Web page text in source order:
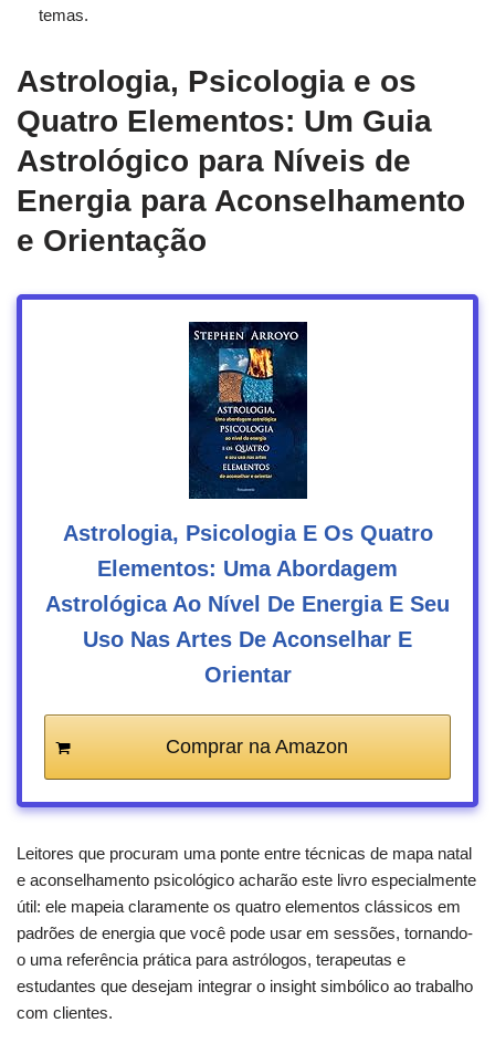
temas.
Astrologia, Psicologia e os
Quatro Elementos: Um Guia
Astrológico para Níveis de
Energia para Aconselhamento
e Orientação
Astrologia, Psicologia E Os Quatro
Elementos: Uma Abordagem
Astrológica Ao Nível De Energia E Seu
Uso Nas Artes De Aconselhar E
Orientar
Comprar na Amazon
Leitores que procuram uma ponte entre técnicas de mapa natal
e aconselhamento psicológico acharão este livro especialmente
útil: ele mapeia claramente os quatro elementos clássicos em
padrões de energia que você pode usar em sessões, tornando-
o uma referência prática para astrólogos, terapeutas e
estudantes que desejam integrar o insight simbólico ao trabalho
com clientes.